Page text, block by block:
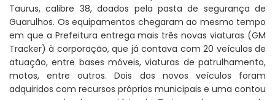
Taurus, calibre 38, doados pela pasta de segurança de
Guarulhos. Os equipamentos chegaram ao mesmo tempo
em que a Prefeitura entrega mais três novas viaturas (GM
Tracker) à corporação, que já contava com 20 veículos de
atuação, entre bases móveis, viaturas de patrulhamento,
motos, entre outros. Dois dos novos veículos foram
adquiridos com recursos próprios municipais e uma contou